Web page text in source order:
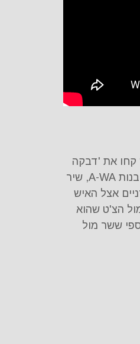
קחו את 'דבקה
בת זמנינו' – מקצב חובק מזרח ובלקן שזור קולותיהן של בנות A-WA, שיר
אצל האיש
הצ'ט שהוא
ששר מול